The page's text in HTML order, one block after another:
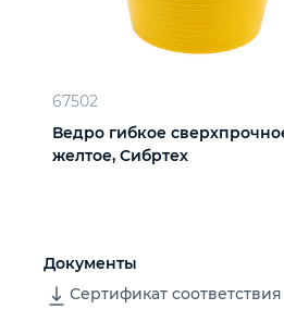
67502
Ведро гибкое
желтое, Сибртех
Документы
Сертификат соответствия